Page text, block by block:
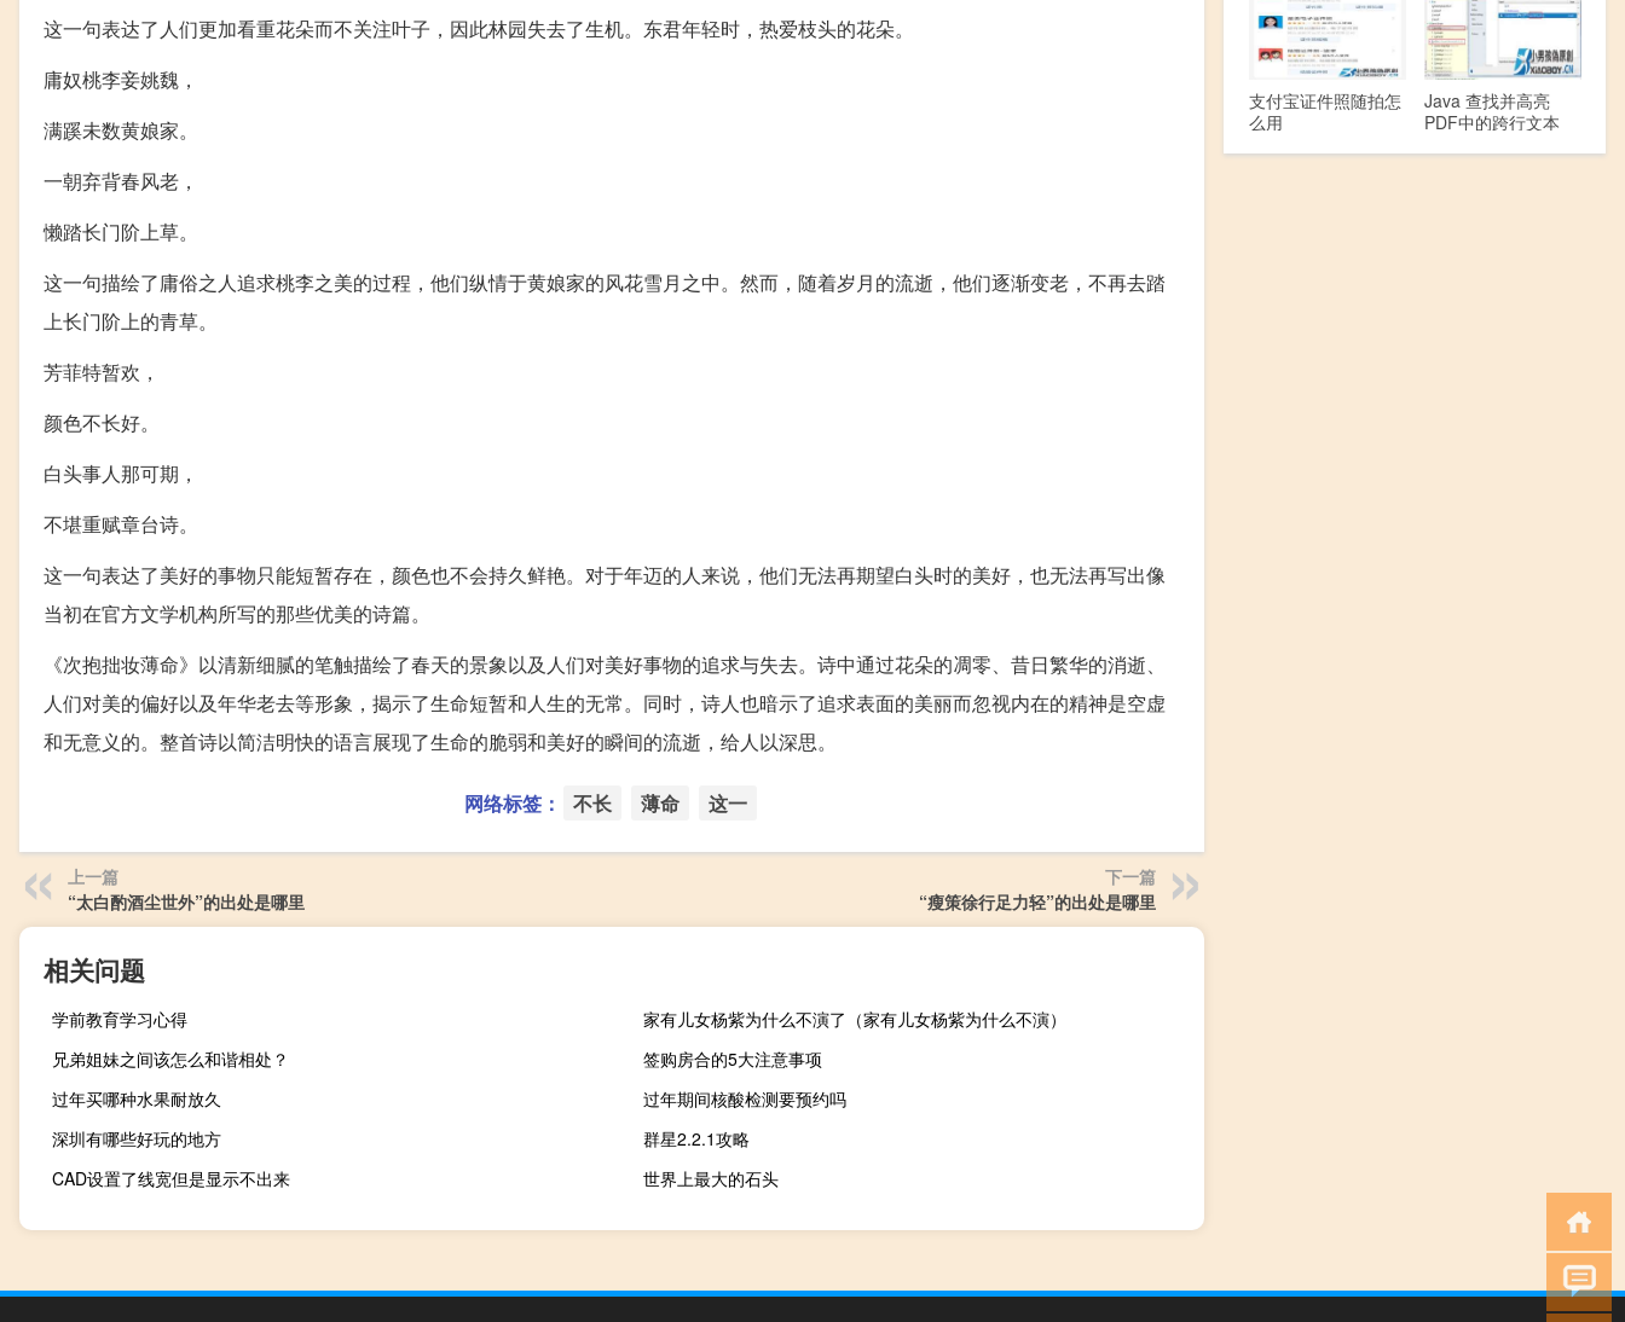
这一句表达了人们更加看重花朵而不关注叶子，因此林园失去了生机。东君年轻时，热爱枝头的花朵。
庸奴桃李妾姚魏，
满蹊未数黄娘家。
一朝弃背春风老，
懒踏长门阶上草。
这一句描绘了庸俗之人追求桃李之美的过程，他们纵情于黄娘家的风花雪月之中。然而，随着岁月的流逝，他们逐渐变老，不再去踏
上长门阶上的青草。
芳菲特暂欢，
颜色不长好。
白头事人那可期，
不堪重赋章台诗。
这一句表达了美好的事物只能短暂存在，颜色也不会持久鲜艳。对于年迈的人来说，他们无法再期望白头时的美好，也无法再写出像
当初在官方文学机构所写的那些优美的诗篇。
《次抱拙妆薄命》以清新细腻的笔触描绘了春天的景象以及人们对美好事物的追求与失去。诗中通过花朵的凋零、昔日繁华的消逝、
人们对美的偏好以及年华老去等形象，揭示了生命短暂和人生的无常。同时，诗人也暗示了追求表面的美丽而忽视内在的精神是空虚
和无意义的。整首诗以简洁明快的语言展现了生命的脆弱和美好的瞬间的流逝，给人以深思。
网络标签： 不长 薄命 这一
上一篇
“太白酌酒尘世外”的出处是哪里
下一篇
“瘦策徐行足力轻”的出处是哪里
相关问题
学前教育学习心得
家有儿女杨紫为什么不演了（家有儿女杨紫为什么不演）
兄弟姐妹之间该怎么和谐相处？
签购房合的5大注意事项
过年买哪种水果耐放久
过年期间核酸检测要预约吗
深圳有哪些好玩的地方
群星2.2.1攻略
CAD设置了线宽但是显示不出来
世界上最大的石头
支付宝证件照随拍怎
么用
Java 查找并高亮
PDF中的跨行文本